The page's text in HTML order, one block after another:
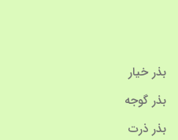
بذر خیار
بذر گوجه
بذر ذرت